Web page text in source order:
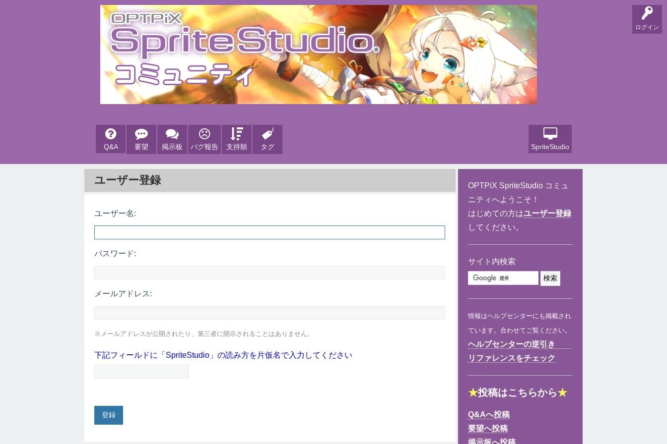
ログイン
Q&A 要望 掲示板 バグ報告 支持順 タグ SpriteStudio
ユーザー登録
ユーザー名:
パスワード:
メールアドレス:
※メールアドレスが公開されたり、第三者に開示されることはありません。
下記フィールドに「SpriteStudio」の読み方を片仮名で入力してください
OPTPiX SpriteStudio コミュ
ニティへようこそ！
はじめての方はユーザー登録
してください。
サイト内検索
情報はヘルプセンターにも掲載され
ています。合わせてご覧ください。
ヘルプセンターの逆引き
リファレンスをチェック
★投稿はこちらから★
Q&Aへ投稿
要望へ投稿
掲示板へ投稿